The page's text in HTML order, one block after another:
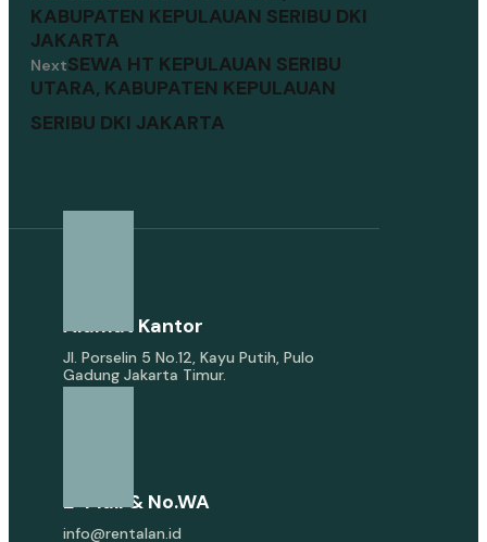
KABUPATEN KEPULAUAN SERIBU DKI
JAKARTA
NextSEWA HT KEPULAUAN SERIBU
UTARA, KABUPATEN KEPULAUAN
SERIBU DKI JAKARTA
Alamat Kantor
Jl. Porselin 5 No.12, Kayu Putih, Pulo
Gadung Jakarta Timur.
E-Mail & No.WA
info@rentalan.id